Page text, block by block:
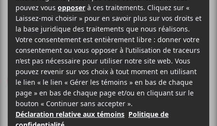
MIOSSEC
Ici bas, Ici même
2014 34 minutes
8
LE MEILLEUR
DE LCA
30 AVRIL 2014
PARSTÉPHANE DESLAURIERS